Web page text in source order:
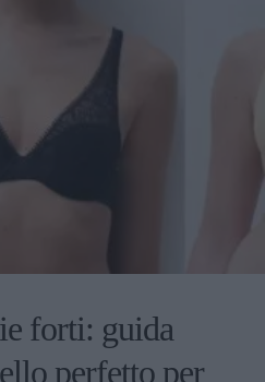
forti: guida
perfetto per